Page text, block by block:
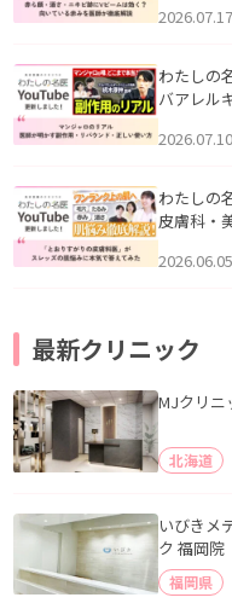
跡にVビー
説」を公
2026.07.17
わたしの
バアレル
医師が明
公開いた
2026.07.10
わたしの
皮膚科・
ッズの肌
2026.06.05
最新クリニック
MJクリニ
北海道
いびきメ
ク 福岡院
福岡県